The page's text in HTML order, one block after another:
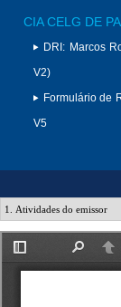
CIA CELG DE
DRI: Marcos
V2)
Formulário de
V5